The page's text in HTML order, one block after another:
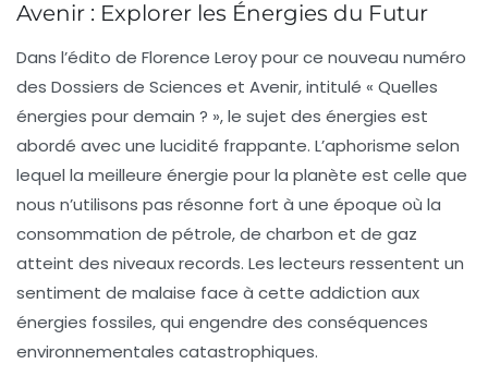
Avenir : Explorer les Énergies du Futur
Dans l’édito de Florence Leroy pour ce nouveau numéro
des Dossiers de Sciences et Avenir, intitulé « Quelles
énergies pour demain ? », le sujet des énergies est
abordé avec une lucidité frappante. L’aphorisme selon
lequel la meilleure énergie pour la planète est celle que
nous n’utilisons pas résonne fort à une époque où la
consommation de pétrole, de charbon et de gaz
atteint des niveaux records. Les lecteurs ressentent un
sentiment de malaise face à cette addiction aux
énergies fossiles, qui engendre des conséquences
environnementales catastrophiques.